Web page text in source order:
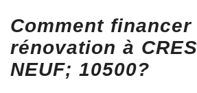
Comment financer
rénovation à
NEUF; 10500?